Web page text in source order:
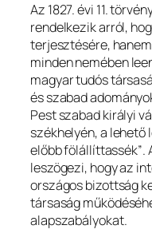
Az 1827. évi 11.
rendelkezik arról,
terjesztésére,
minden nemében
magyar tudós
és szabad
Pest szabad királyi
székhelyén, a lehető
előbb fölállíttassék”.
leszögezi, hogy az
országos bizottság
társaság
alapszabályokat.